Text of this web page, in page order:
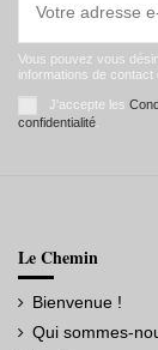
Vous pouvez vous
informations de contact
J'accepte les
confidentialité
Le Chemin
Bienvenue !
Qui sommes-